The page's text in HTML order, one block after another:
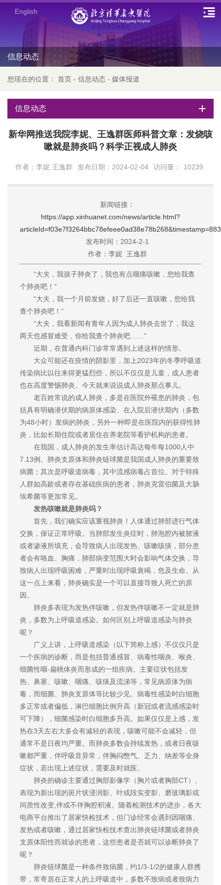
English
信息动态
您现在的位置： 首页 - 信息动态 - 媒体报道
信息动态
新华网推送我院李妮、王逸群医师科普文章：发烧咳
嗽就是肺炎吗？科学正视成人肺炎
作者：李妮 王逸群 发布日期：2024-02-04 访问量： 10239
新闻链接：
https://app.xinhuanet.com/news/article.html?
发布时间：2024-2-1
作者：李妮 王逸群
“大夫，我孩子肺炎了，我也有点咽痛咳嗽，您给我查
个肺炎吧！”
“大夫，我一个月前发烧，好了后还一直咳嗽，您给我
查个肺炎吧！”
“大夫，我看新闻有青年人因为成人肺炎去世了，我这
两天也感冒难受，你给我查个肺炎吧……”
近期，在普通内科门诊常常遇到上述这样的情形。
大众可能还在疫情的阴影里，加上2023年的冬季呼吸道
传染病比以往来得更猛烈些，所以不仅仅是儿童，成人患者
也在高度警惕肺炎。今天就来说说成人肺炎那点事儿。
老百姓常说的成人肺炎，多是在医院外罹患的肺炎，包
括具有明确潜伏期的病原体感染、在入院后潜伏期内（多数
为48小时）发病的肺炎，另外一种即是在医院内的获得性肺
炎，比如长期住院或者居住在养老院等看护机构的患者。
在我国，成人肺炎的发生率估计高达每年每1000人中
7.13例。肺炎支原体和肺炎链球菌是我国成人肺炎的重要致
病菌；其次是呼吸道病毒，其中流感病毒占首位。对于特殊
人群如高龄或者存在基础疾病的患者，肺炎克雷伯菌及大肠
埃希菌等更加常见。
发热咳嗽就是肺炎吗？
首先，我们确实应该重视肺炎！人体通过肺部进行气体
交换，保证正常呼吸。当肺部发生炎症时，肺泡腔内被脓液
或者渗液所填充，会导致病人出现发热、咳嗽咳痰，部分患
者会有咯血、胸痛，肺部病变范围大时会影响气体交换，导
致病人出现呼吸困难，严重时出现呼吸衰竭，危及生命。从
这一点上来看，肺炎确实是一个可以直接导致人死亡的原
因。
肺炎多表现为发热伴咳嗽，但发热伴咳嗽不一定就是肺
炎，多数为上呼吸道感染。如何区别上呼吸道感染与肺炎
呢？
广义上讲，上呼吸道感染（以下简称上感）不仅仅只是
一个疾病的诊断，而是包括普通感冒、病毒性咽炎、喉炎、
细菌性咽-扁桃体炎而形成的一组疾病。主要症状包括发
热、鼻塞、咳嗽、咽痛、咳痰及流涕等，常见病原体为病
毒，而细菌、肺炎支原体等比较少见。病毒性感染时白细胞
多正常或者偏低，淋巴细胞比例升高（新冠或者流感感染时
可下降），细菌感染时白细胞多升高。如果仅仅是上感，发
热在3天左右大多会有减轻的表现，咳嗽可能不会减轻，但
通常不是日夜均严重。而肺炎多数会持续发热，或者日夜咳
嗽都严重，伴呼吸音异常，伴胸闷憋气、乏力、纳差等全身
症状，若出现上述症状，需要及时就医。
肺炎的确诊主要通过胸部影像学（胸片或者胸部CT）,
表现为新出现的斑片状浸润影、叶或段实变影、磨玻璃影或
间质性改变,伴或不伴胸腔积液。随着检测技术的进步，各大
电商平台推出了居家快检技术，但门诊经常会遇到因咽痛、
发热或者咳嗽，通过居家快检技术查出肺炎链球菌或者肺炎
支原体阳性而就诊的患者，这些患者是否就可以诊断肺炎了
呢？
肺炎链球菌是一种条件致病菌，约1/3-1/2的健康人群携
带，常寄居在正常人的上呼吸道中，多数不致病或者致病力